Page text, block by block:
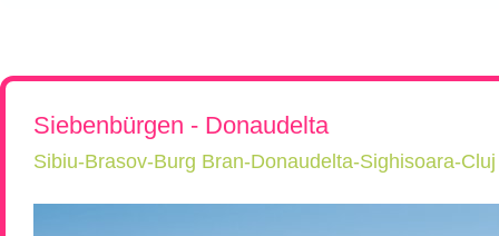
Städtereisen
Rumänien & Nachbarländer
Ungarn
Wein-
Siebenbürgen - Donaudelta
Sibiu-Brasov-Burg Bran-Donaudelta-Sighisoara-